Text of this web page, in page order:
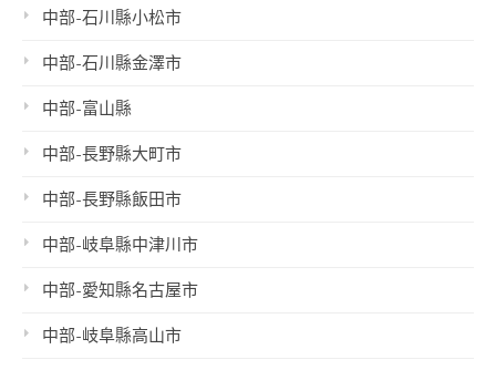
中部-石川縣小松市
中部-石川縣金澤市
中部-富山縣
中部-長野縣大町市
中部-長野縣飯田市
中部-岐阜縣中津川市
中部-愛知縣名古屋市
中部-岐阜縣高山市